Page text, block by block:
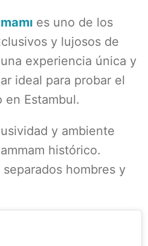
es uno de los
y lujosos de
experiencia única y
ideal para probar el
Estambul.
y ambiente
histórico.
separados hombres y